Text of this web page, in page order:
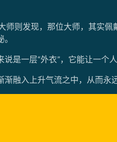
师则发现，那位大师，其实
是一层“外衣”，它能让一个
融入上升气流之中，从而永